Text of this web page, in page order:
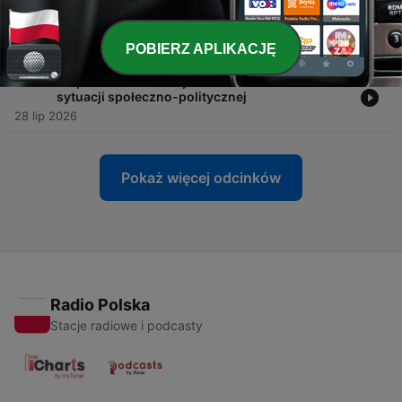
1032 -
Przeciw stereotypom: osoby queerowe z
małych miejscowości
30 lip 2026
1031 - Współczesna Szwecja bez mitów. Analiza
sytuacji społeczno-politycznej
28 lip 2026
Pokaż więcej odcinków
Radio Polska
Stacje radiowe i podcasty
POBIERZ APLIKACJĘ